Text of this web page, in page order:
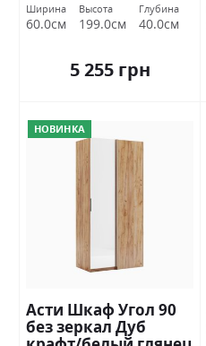
Ширина
60.0см
Высота
199.0см
Глубина
40.0см
5 255 грн
НОВИНКА
Асти Шкаф Угол 90
без зеркал Дуб